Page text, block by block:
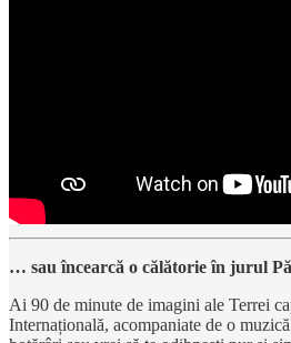
… sau încearcă o călătorie în jurul
Ai 90 de minute de imagini ale Terrei
Internațională, acompaniate de o